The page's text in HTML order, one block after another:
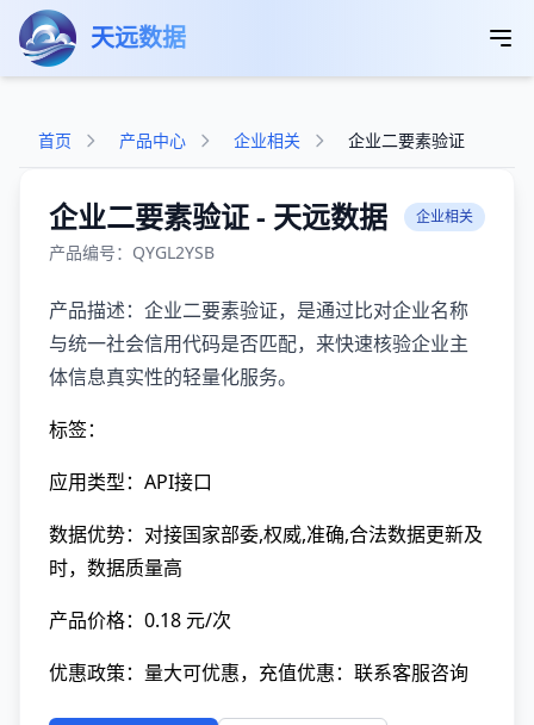
跳转到主要内容
天远数据
首页 产品中心 企业相关 企业二要素验证
企业二要素验证 - 天远数据 企业相关
产品编号：QYGL2YSB
产品描述：企业二要素验证，是通过比对企业名称
与统一社会信用代码是否匹配，来快速核验企业主
体信息真实性的轻量化服务。
标签：
应用类型：API接口
数据优势：对接国家部委,权威,准确,合法数据更新及
时，数据质量高
产品价格：0.18 元/次
优惠政策：量大可优惠，充值优惠：联系客服咨询